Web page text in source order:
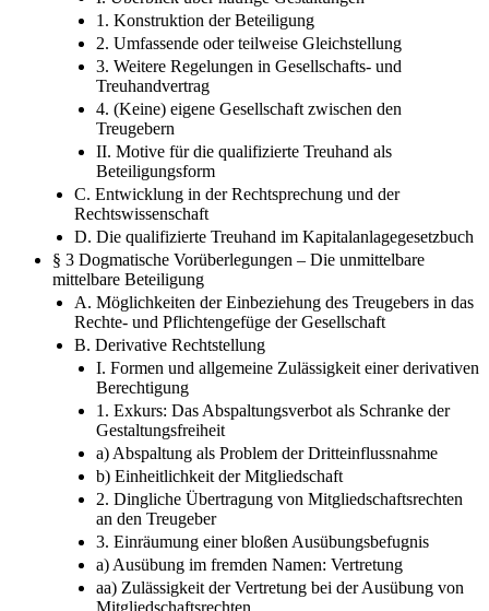
1. Konstruktion der Beteiligung
2. Umfassende oder teilweise Gleichstellung
3. Weitere Regelungen in Gesellschafts- und
Treuhandvertrag
4. (Keine) eigene Gesellschaft zwischen den
Treugebern
II. Motive für die qualifizierte Treuhand als
Beteiligungsform
C. Entwicklung in der Rechtsprechung und der
Rechtswissenschaft
D. Die qualifizierte Treuhand im Kapitalanlagegesetzbuch
§ 3 Dogmatische Vorüberlegungen – Die unmittelbare
mittelbare Beteiligung
A. Möglichkeiten der Einbeziehung des Treugebers in das
Rechte- und Pflichtengefüge der Gesellschaft
B. Derivative Rechtstellung
I. Formen und allgemeine Zulässigkeit einer derivativen
Berechtigung
1. Exkurs: Das Abspaltungsverbot als Schranke der
Gestaltungsfreiheit
a) Abspaltung als Problem der Dritteinflussnahme
b) Einheitlichkeit der Mitgliedschaft
2. Dingliche Übertragung von Mitgliedschaftsrechten
an den Treugeber
3. Einräumung einer bloßen Ausübungsbefugnis
a) Ausübung im fremden Namen: Vertretung
aa) Zulässigkeit der Vertretung bei der Ausübung von
Mitgliedschaftsrechten